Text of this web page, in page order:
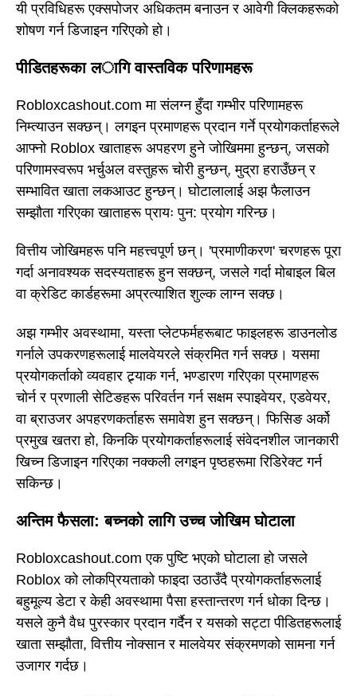
यी प्रविधिहरू एक्सपोजर अधिकतम बनाउन र आवेगी क्लिकहरूको
शोषण गर्न डिजाइन गरिएको हो।
पीडितहरूका लागि वास्तविक परिणामहरू
Robloxcashout.com मा संलग्न हुँदा गम्भीर परिणामहरू
निम्त्याउन सक्छन्। लगइन प्रमाणहरू प्रदान गर्ने प्रयोगकर्ताहरूले
आफ्नो Roblox खाताहरू अपहरण हुने जोखिममा हुन्छन्, जसको
परिणामस्वरूप भर्चुअल वस्तुहरू चोरी हुन्छन्, मुद्रा हराउँछन् र
सम्भावित खाता लकआउट हुन्छन्। घोटालालाई अझ फैलाउन
सम्झौता गरिएका खाताहरू प्रायः पुन: प्रयोग गरिन्छ।
वित्तीय जोखिमहरू पनि महत्त्वपूर्ण छन्। 'प्रमाणीकरण' चरणहरू पूरा
गर्दा अनावश्यक सदस्यताहरू हुन सक्छन्, जसले गर्दा मोबाइल बिल
वा क्रेडिट कार्डहरूमा अप्रत्याशित शुल्क लाग्न सक्छ।
अझ गम्भीर अवस्थामा, यस्ता प्लेटफर्महरूबाट फाइलहरू डाउनलोड
गर्नाले उपकरणहरूलाई मालवेयरले संक्रमित गर्न सक्छ। यसमा
प्रयोगकर्ताको व्यवहार ट्र्याक गर्न, भण्डारण गरिएका प्रमाणहरू
चोर्न र प्रणाली सेटिङहरू परिवर्तन गर्न सक्षम स्पाइवेयर, एडवेयर,
वा ब्राउजर अपहरणकर्ताहरू समावेश हुन सक्छन्। फिसिङ अर्को
प्रमुख खतरा हो, किनकि प्रयोगकर्ताहरूलाई संवेदनशील जानकारी
खिच्न डिजाइन गरिएका नक्कली लगइन पृष्ठहरूमा रिडिरेक्ट गर्न
सकिन्छ।
अन्तिम फैसला: बच्नको लागि उच्च जोखिम घोटाला
Robloxcashout.com एक पुष्टि भएको घोटाला हो जसले
Roblox को लोकप्रियताको फाइदा उठाउँदै प्रयोगकर्ताहरूलाई
बहुमूल्य डेटा र केही अवस्थामा पैसा हस्तान्तरण गर्न धोका दिन्छ।
यसले कुनै वैध पुरस्कार प्रदान गर्दैन र यसको सट्टा पीडितहरूलाई
खाता सम्झौता, वित्तीय नोक्सान र मालवेयर संक्रमणको सामना गर्न
उजागर गर्दछ।